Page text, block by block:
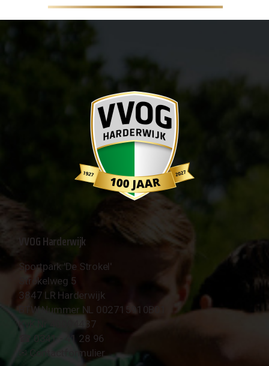
VVOG Harderwijk
Sportpark 'De Strokel'
Strokelweg 5
3847 LR Harderwijk
BTW Nummer NL 002715910B01
KvK Nr 40094437
☎︎ 0341 - 41 28 96
✉︎ Contactformulier